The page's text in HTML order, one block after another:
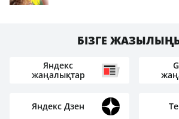
БІЗГЕ
Яндекс
жаңалықтар
Яндекс Дзен